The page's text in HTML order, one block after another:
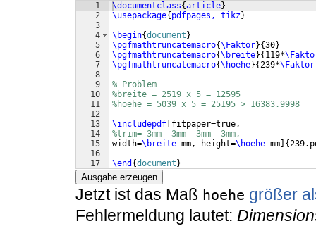
1
2
3
4
5
6
7
8
9
10
11
12
13
14
15
16
17
\documentclass{article}
\usepackage{ pdfpages, tikz}
\begin{document }
\pgfmathtruncatemacro{\Faktor}{30}
\pgfmathtruncatemacro{\breite}{ 119*
\pgfmathtruncatemacro{\hoehe}{239*\Faktor
% Problem
%breite = 2519 x 5 = 12595
%hoehe = 5039 x 5 = 25195 > 16383.9998
\includepdf fitpaper=true,
%trim=-3mm -3mm -3mm -3mm,
width=\breite mm, height=\hoehe mm {
\end {document }
Ausgabe erzeugen
Jetzt ist das Maß hoehe größer
Fehlermeldung lautet: